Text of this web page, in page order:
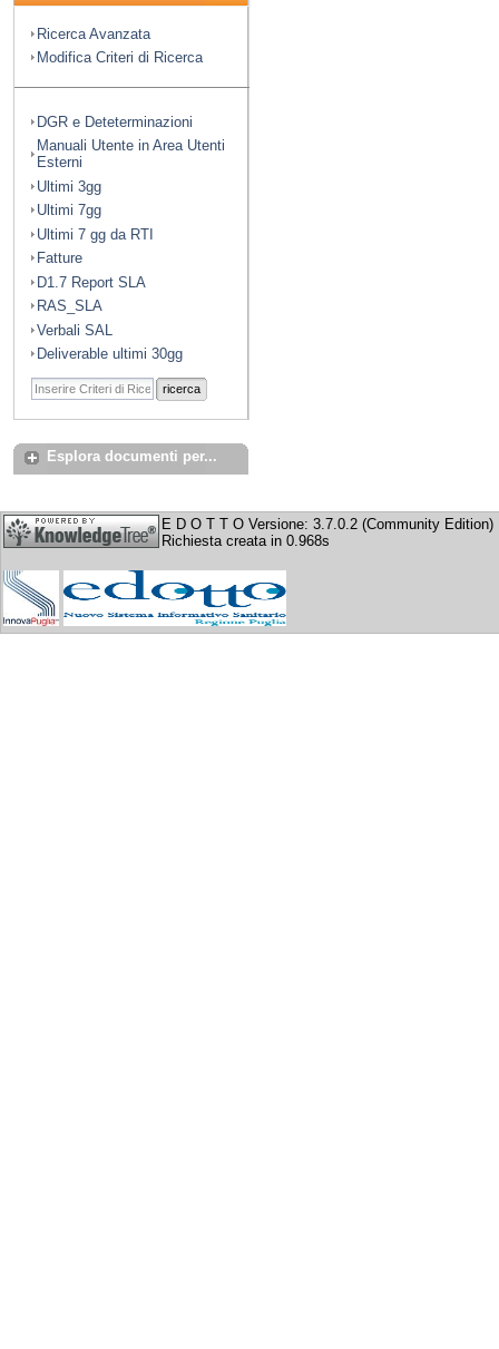
Ricerca Avanzata
Modifica Criteri di Ricerca
DGR e Deteterminazioni
Manuali Utente in Area Utenti
Esterni
Ultimi 3gg
Ultimi 7gg
Ultimi 7 gg da RTI
Fatture
D1.7 Report SLA
RAS_SLA
Verbali SAL
Deliverable ultimi 30gg
ricerca
Esplora documenti per...
E D O T T O Versione: 3.7.0.2 (Community Edition)
Richiesta creata in 0.968s